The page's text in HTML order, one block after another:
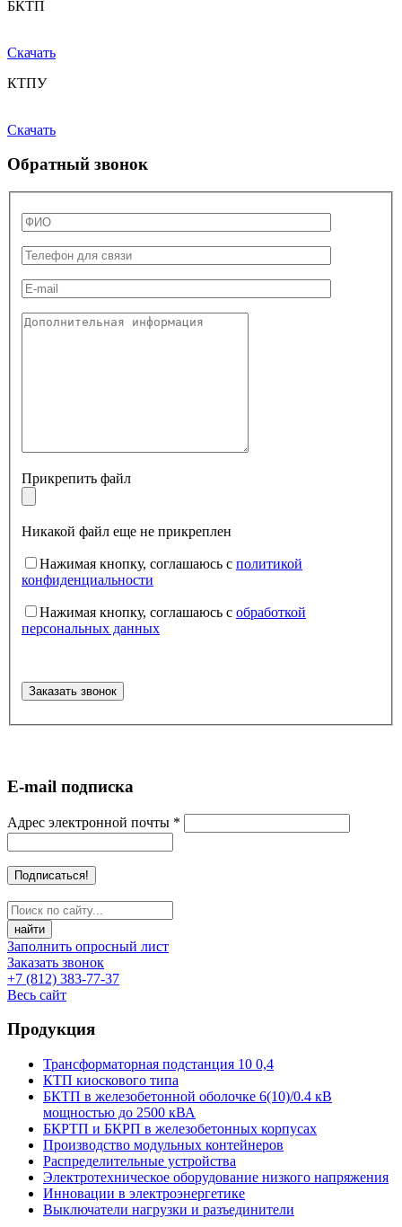
БКТП
Скачать
КТПУ
Скачать
Обратный звонок
Прикрепить файл
Никакой файл еще не прикреплен
Нажимая кнопку, соглашаюсь с политикой
конфиденциальности
Нажимая кнопку, соглашаюсь с обработкой
персональных данных
E-mail подписка
Адрес электронной почты *
найти
Заполнить опросный лист
Заказать звонок
+7 (812) 383-77-37
Весь сайт
Продукция
Трансформаторная подстанция 10 0,4
КТП киоскового типа
БКТП в железобетонной оболочке 6(10)/0.4 кВ
мощностью до 2500 кВА
БКРТП и БКРП в железобетонных корпусах
Производство модульных контейнеров
Распределительные устройства
Электротехническое оборудование низкого напряжения
Инновации в электроэнергетике
Выключатели нагрузки и разъединители